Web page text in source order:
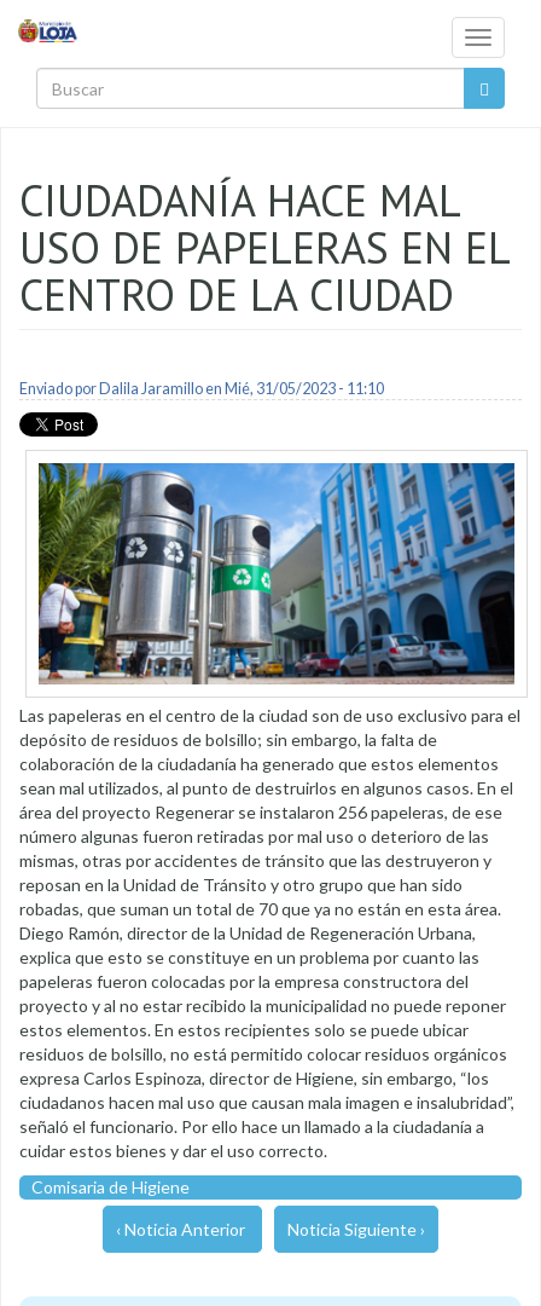
Toggle
CIUDADANÍA HACE MAL
USO DE PAPELERAS EN EL
CENTRO DE LA CIUDAD
Enviado por Dalila Jaramilloen Mié, 31/05/2023 - 11:10
Las papeleras en el centro de la ciudad son de uso exclusivo para el
depósito de residuos de bolsillo; sin embargo, la falta de
colaboración de la ciudadanía ha generado que estos elementos
sean mal utilizados, al punto de destruirlos en algunos casos. En el
área del proyecto Regenerar se instalaron 256 papeleras, de ese
número algunas fueron retiradas por mal uso o deterioro de las
mismas, otras por accidentes de tránsito que las destruyeron y
reposan en la Unidad de Tránsito y otro grupo que han sido
robadas, que suman un total de 70 que ya no están en esta área.
Diego Ramón, director de la Unidad de Regeneración Urbana,
explica que esto se constituye en un problema por cuanto las
papeleras fueron colocadas por la empresa constructora del
proyecto y al no estar recibido la municipalidad no puede reponer
estos elementos. En estos recipientes solo se puede ubicar
residuos de bolsillo, no está permitido colocar residuos orgánicos
expresa Carlos Espinoza, director de Higiene, sin embargo, “los
ciudadanos hacen mal uso que causan mala imagen e insalubridad”,
señaló el funcionario. Por ello hace un llamado a la ciudadanía a
cuidar estos bienes y dar el uso correcto.
Comisaria de Higiene
‹ Noticia Anterior Noticia Siguiente ›